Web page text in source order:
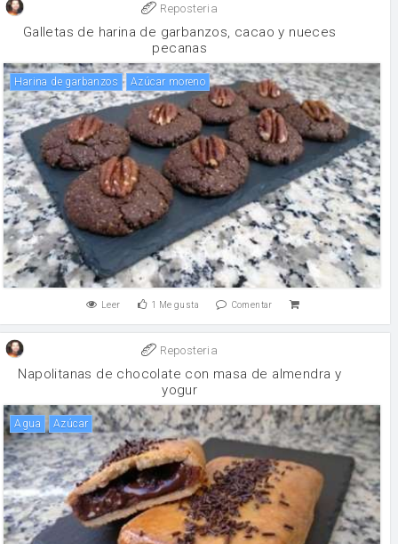
Reposteria
Galletas de harina de garbanzos, cacao y nueces
pecanas
Harina de garbanzos Azúcar moreno
Leer 1 Me gusta Comentar
Reposteria
Napolitanas de chocolate con masa de almendra y
yogur
agua Azúcar